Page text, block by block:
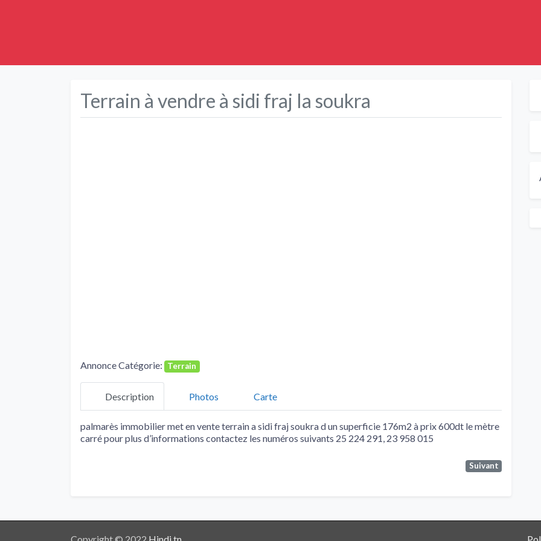
Terrain à vendre à sidi fraj la soukra
Annonce Catégorie: Terrain
Description Photos Carte
palmarès immobilier met en vente terrain a sidi fraj soukra d un superficie 176m2 à prix 600dt le mètre
carré pour plus d’informations contactez les numéros suivants 25 224 291, 23 958 015
Suivant